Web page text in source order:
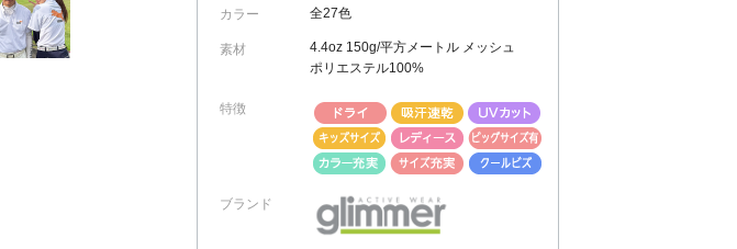
カラー 全27色
素材
4.4oz 150g/平方メートル メッシュ
ポリエステル100%
特徴
ブランド